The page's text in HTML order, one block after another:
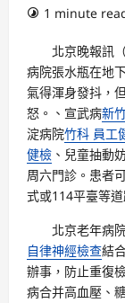
1 minute
北京晚報訊
病院張水瓶在地
氣得渾身發抖，
怒。、宣武病新
淀病院竹科 員工
健檢 、兒童抽動
周六門診。患者
式或114平臺等道
北京老年病
自律神經檢查結
辦事，防止重復
病合并高血壓、